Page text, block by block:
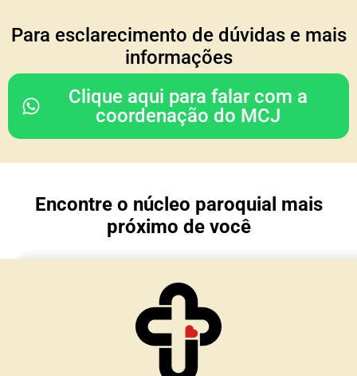
COORDENAÇÃO DO
CONSELHO REGIONAL
Rodrigo & Simone
(Julia, João Paulo e Mariana)
Nossa Senhora da Glória
TESOURARIA
Núcleo Imaculada Conceição
Morro Reuter/RS
Para esclarecimento de dúvidas e mais
informações
Clique aqui para falar com a
coordenação do MCJ
Encontre o núcleo paroquial mais
próximo de você